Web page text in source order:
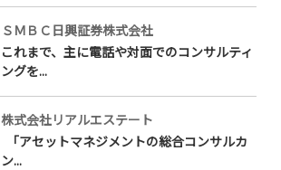
ＳＭＢＣ日興証券株式会社
これまで、主に電話や対面でのコンサルティ
ングを...
株式会社リアルエステート
「アセットマネジメントの総合コンサルカ
ン...